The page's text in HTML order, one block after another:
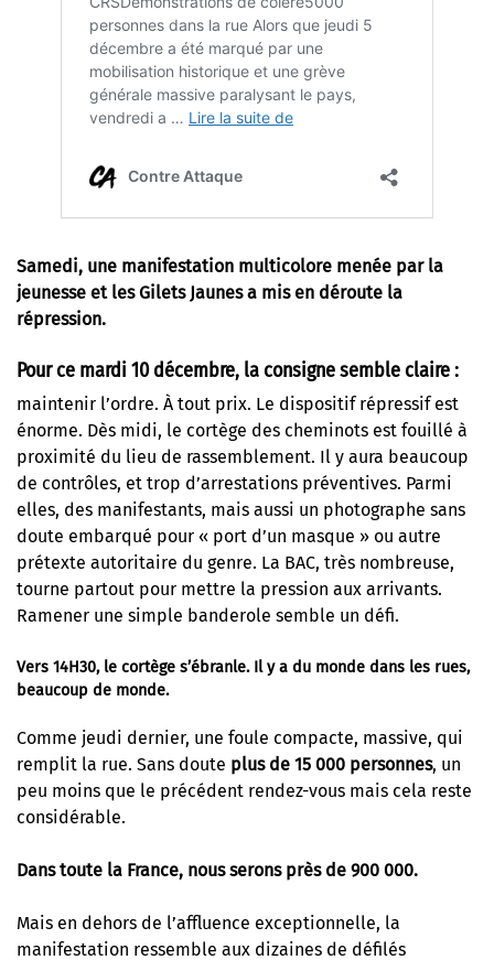
Samedi, une manifestation multicolore menée par la
jeunesse et les Gilets Jaunes a mis en déroute la
répression.
Pour ce mardi 10 décembre, la consigne semble claire :
maintenir l’ordre. À tout prix. Le dispositif répressif est
énorme. Dès midi, le cortège des cheminots est fouillé à
proximité du lieu de rassemblement. Il y aura beaucoup
de contrôles, et trop d’arrestations préventives. Parmi
elles, des manifestants, mais aussi un photographe sans
doute embarqué pour « port d’un masque » ou autre
prétexte autoritaire du genre. La BAC, très nombreuse,
tourne partout pour mettre la pression aux arrivants.
Ramener une simple banderole semble un défi.
Vers 14H30, le cortège s’ébranle. Il y a du monde dans les rues,
beaucoup de monde.
Comme jeudi dernier, une foule compacte, massive, qui
remplit la rue. Sans doute plus de 15 000 personnes, un
peu moins que le précédent rendez-vous mais cela reste
considérable.
Dans toute la France, nous serons près de 900 000.
Mais en dehors de l’affluence exceptionnelle, la
manifestation ressemble aux dizaines de défilés